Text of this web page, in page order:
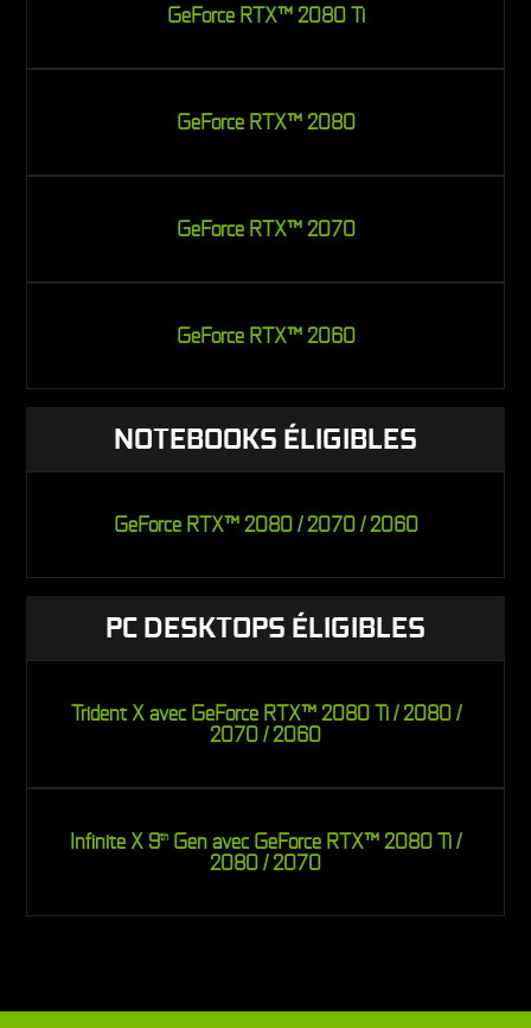
GeForce RTX™ 2080 Ti
GeForce RTX™ 2080
GeForce RTX™ 2070
GeForce RTX™ 2060
NOTEBOOKS ÉLIGIBLES
GeForce RTX™ 2080 / 2070 / 2060
PC DESKTOPS ÉLIGIBLES
Trident X avec GeForce RTX™ 2080 Ti / 2080 /
2070 / 2060
Infinite X 9thGen avec GeForce RTX™ 2080 Ti /
2080 / 2070